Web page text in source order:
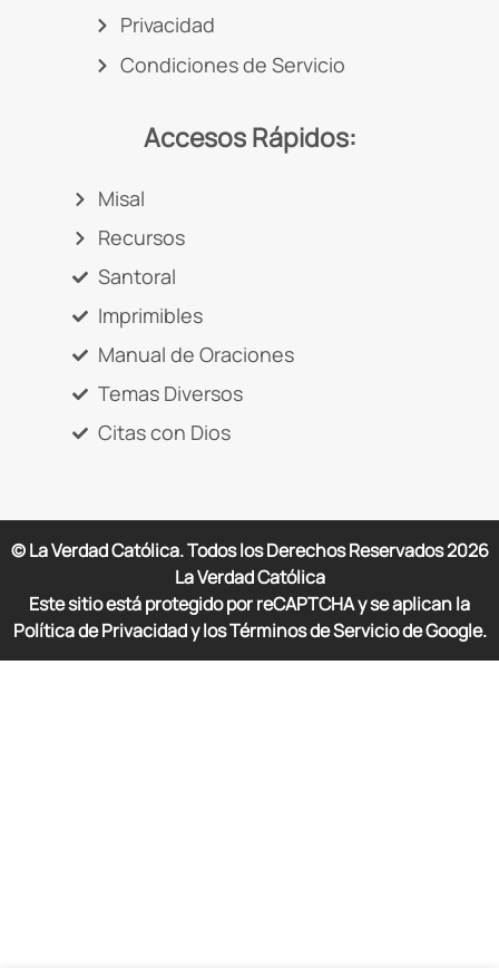
Privacidad
Condiciones de Servicio
Accesos Rápidos:
Misal
Recursos
Santoral
Imprimibles
Manual de Oraciones
Temas Diversos
Citas con Dios
© La Verdad Católica. Todos los Derechos Reservados2026
La Verdad Católica
Este sitio está protegido por reCAPTCHA y se aplican la
Política de Privacidad y los Términos de Servicio de Google.